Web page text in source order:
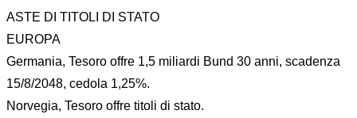
ASTE DI TITOLI DI STATO
EUROPA
Germania, Tesoro offre 1,5 miliardi Bund 30 anni, scadenza
15/8/2048, cedola 1,25%.
Norvegia, Tesoro offre titoli di stato.